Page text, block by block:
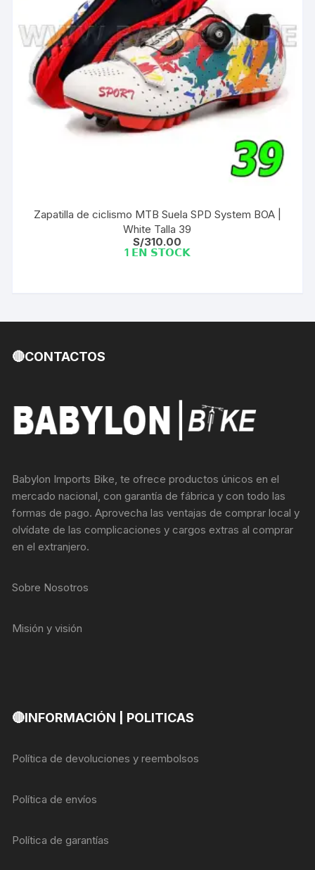
Zapatilla de ciclismo MTB Suela SPD System BOA |
White Talla 39
S/310.00
1 𝗘𝗡 𝗦𝗧𝗢𝗖𝗞
🔴CONTACTOS
Babylon Imports Bike, te ofrece productos únicos en el
mercado nacional, con garantía de fábrica y con todo las
formas de pago. Aprovecha las ventajas de comprar local y
olvídate de las complicaciones y cargos extras al comprar
en el extranjero.
Sobre Nosotros
Misión y visión
🔴INFORMACIÓN | POLITICAS
Política de devoluciones y reembolsos
Política de envíos
Política de garantías